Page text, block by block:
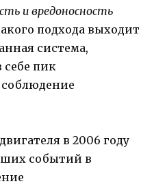
и вредоносность
подхода выходит
система,
себе пик
в 2006 году
событий в